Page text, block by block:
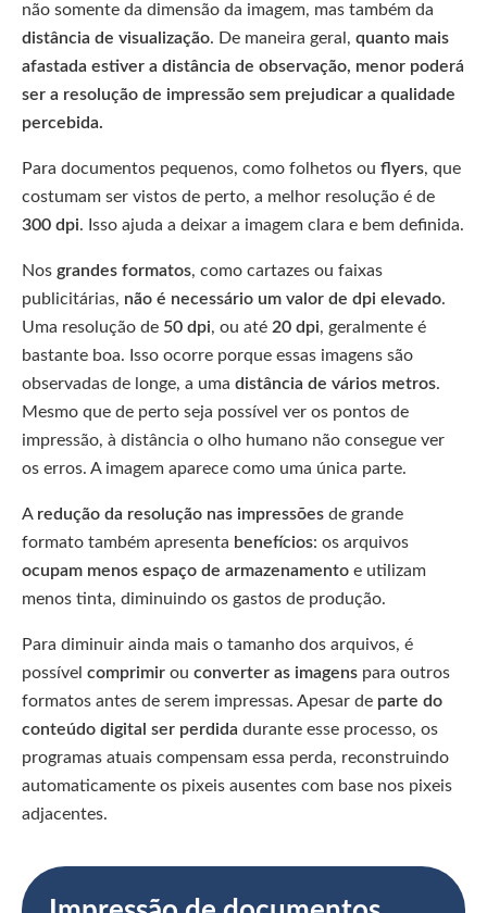
não somente da dimensão da imagem, mas também da
distância de visualização. De maneira geral, quanto mais
afastada estiver a distância de observação, menor poderá
ser a resolução de impressão sem prejudicar a qualidade
percebida.
Para documentos pequenos, como folhetos ou flyers, que
costumam ser vistos de perto, a melhor resolução é de
300 dpi. Isso ajuda a deixar a imagem clara e bem definida.
Nos grandes formatos, como cartazes ou faixas
publicitárias, não é necessário um valor de dpi elevado.
Uma resolução de 50 dpi, ou até 20 dpi, geralmente é
bastante boa. Isso ocorre porque essas imagens são
observadas de longe, a uma distância de vários metros.
Mesmo que de perto seja possível ver os pontos de
impressão, à distância o olho humano não consegue ver
os erros. A imagem aparece como uma única parte.
A redução da resolução nas impressões de grande
formato também apresenta benefícios: os arquivos
ocupam menos espaço de armazenamento e utilizam
menos tinta, diminuindo os gastos de produção.
Para diminuir ainda mais o tamanho dos arquivos, é
possível comprimir ou converter as imagens para outros
formatos antes de serem impressas. Apesar de parte do
conteúdo digital ser perdida durante esse processo, os
programas atuais compensam essa perda, reconstruindo
automaticamente os pixeis ausentes com base nos pixeis
adjacentes.